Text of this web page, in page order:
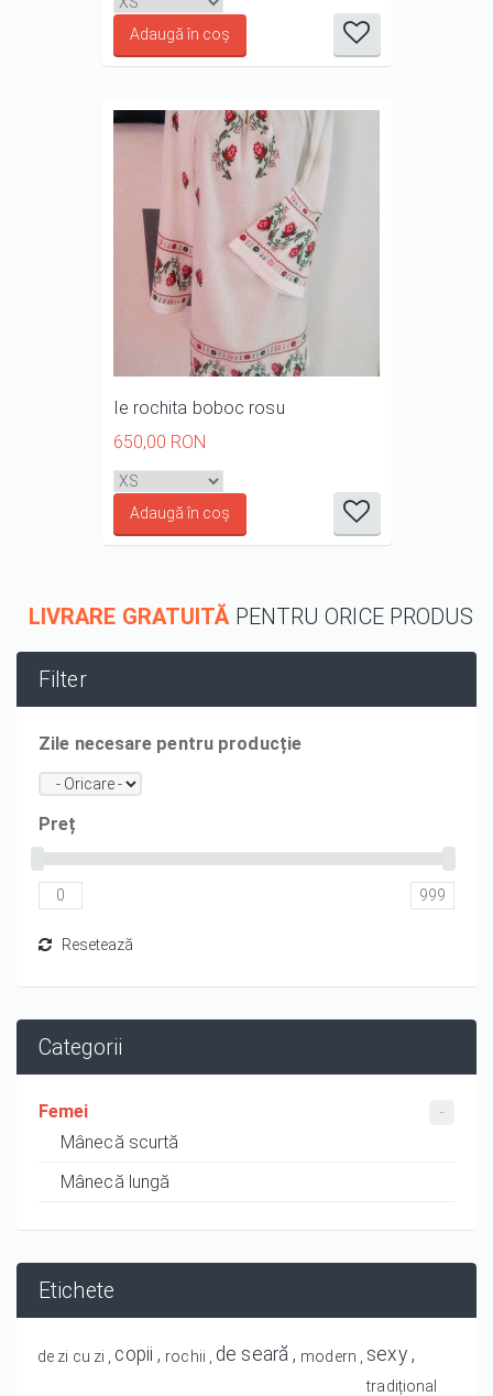
3/54/55/5
Ie rochita boboc rosu
650,00 RON
3/54/55/5
LIVRARE GRATUITĂ PENTRU ORICE PRODUS
Filter
Zile necesare pentru producție
Preț
Categorii
Femei
Mânecă scurtă
Mânecă lungă
Etichete
de zi cu zi copii rochii de seară modern sexy
tradițional